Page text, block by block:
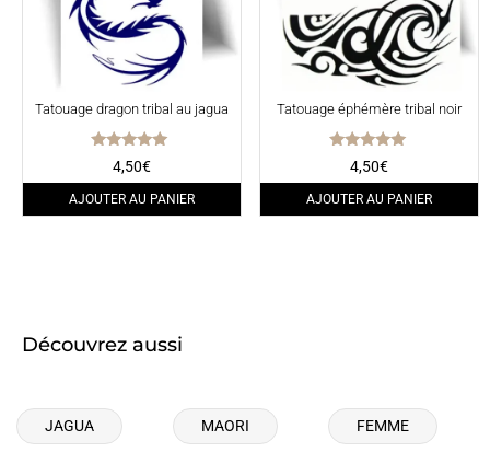
Tatouage dragon tribal au jagua
Note
5.00
4,50€
AJOUTER AU PANIER
Tatouage éphémère tribal noir
Note
5.00
4,50€
AJOUTER AU PANIER
Découvrez aussi
JAGUA MAORI FEMME